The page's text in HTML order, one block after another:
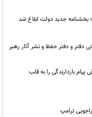
بخشنامه جدید دولت ابلاغ شد
دفتر و دفتر حفظ و نشر آثار رهبر
پیام بازدارندگی را به قلب
ترامپ